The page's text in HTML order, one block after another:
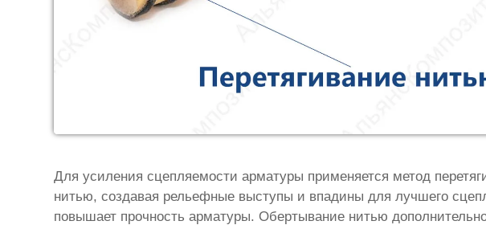
Для усиления сцепляемости арматуры применяется метод
нитью, создавая рельефные выступы и впадины для лучшего
повышает прочность арматуры. Обертывание нитью